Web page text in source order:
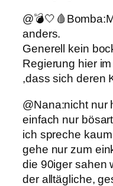
anders.
Generell kein
Regierung hier
,dass sich deren
@Nana:nicht nur
einfach nur
ich spreche
gehe nur zum
die 90iger sahen
der alltägliche,